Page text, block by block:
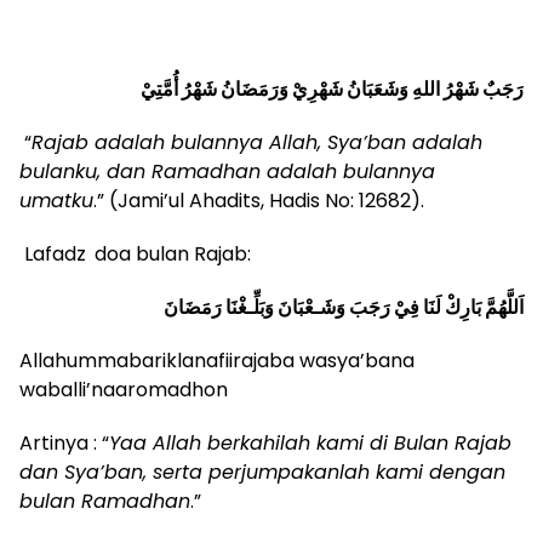
رَجَبٌ شَهْرُ اللهِ وَشَعَبَانُ شَهْرِيْ وَرَمَضَانُ شَهْرُ أُمَّتِيْ
“Rajab adalah bulannya Allah, Sya’ban adalah
bulanku, dan Ramadhan adalah bulannya
umatku.” (Jami’ul Ahadits, Hadis No: 12682).
Lafadz doa bulan Rajab:
اَللَّهُمَّ بَارِكْ لَنَا فِيْ رَجَبَ وَشَـعْبَانَ وَبَلِّـغْنَا رَمَضَانَ
Allahummabariklanafiirajaba wasya’bana
waballi’naaromadhon
Artinya : “Yaa Allah berkahilah kami di Bulan Rajab
dan Sya’ban, serta perjumpakanlah kami dengan
bulan Ramadhan.”